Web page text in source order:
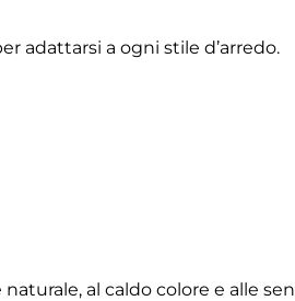
adattarsi a ogni stile d’arredo.
al caldo colore e alle